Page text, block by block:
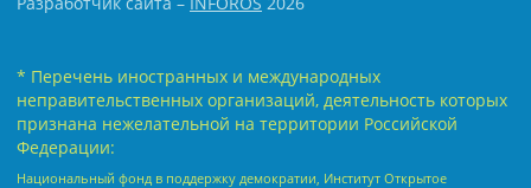
* Перечень иностранных и международных
неправительственных организаций, деятельность которых
признана нежелательной на территории Российской
Федерации:
Национальный фонд в поддержку демократии, Институт Открытое